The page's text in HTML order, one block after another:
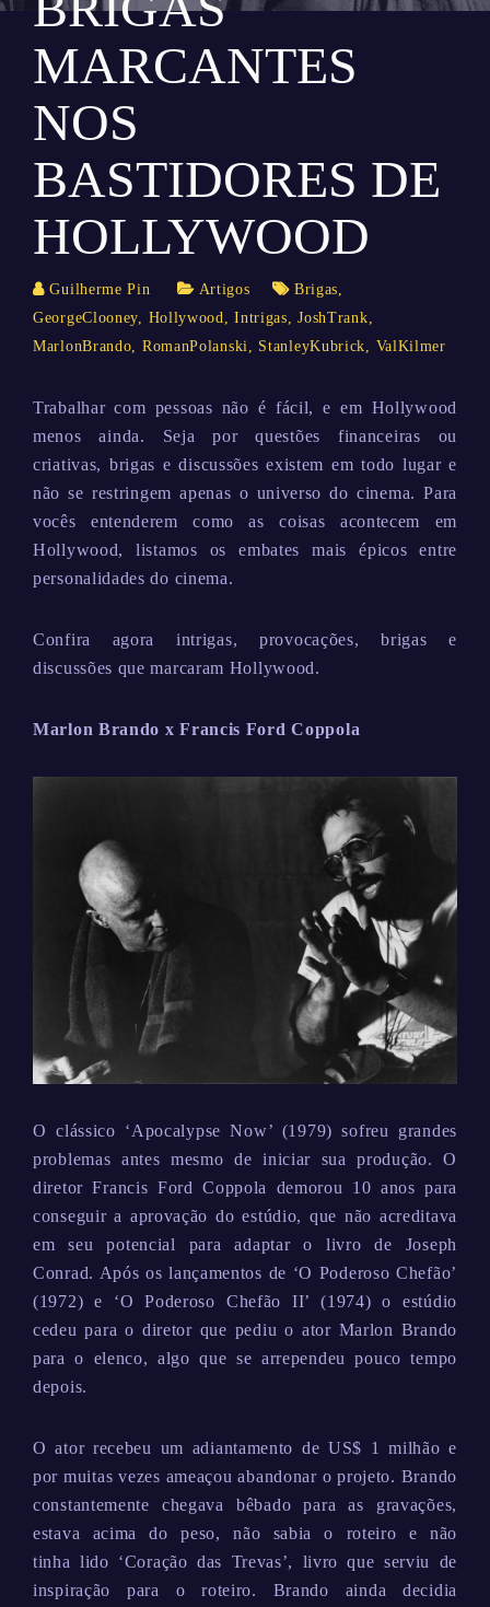
MARCANTES
NOS
BASTIDORES DE
HOLLYWOOD
Guilherme Pin Artigos Brigas,
GeorgeClooney, Hollywood,Intrigas,JoshTrank,
MarlonBrando, RomanPolanski, StanleyKubrick, ValKilmer
Trabalhar com pessoas não é fácil, e em Hollywood
menos ainda. Seja por questões financeiras ou
criativas, brigas e discussões existem em todo lugar e
não se restringem apenas o universo do cinema. Para
vocês entenderem como as coisas acontecem em
Hollywood, listamos os embates mais épicos entre
personalidades do cinema.
Confira agora intrigas, provocações, brigas e
discussões que marcaram Hollywood.
Marlon Brando x Francis Ford Coppola
O clássico ‘Apocalypse Now’ (1979) sofreu grandes
problemas antes mesmo de iniciar sua produção. O
diretor Francis Ford Coppola demorou 10 anos para
conseguir a aprovação do estúdio, que não acreditava
em seu potencial para adaptar o livro de Joseph
Conrad. Após os lançamentos de ‘O Poderoso Chefão’
(1972) e ‘O Poderoso Chefão II’ (1974) o estúdio
cedeu para o diretor que pediu o ator Marlon Brando
para o elenco, algo que se arrependeu pouco tempo
depois.
O ator recebeu um adiantamento de US$ 1 milhão e
por muitas vezes ameaçou abandonar o projeto. Brando
constantemente chegava bêbado para as gravações,
estava acima do peso, não sabia o roteiro e não
tinha lido ‘Coração das Trevas’, livro que serviu de
inspiração para o roteiro. Brando ainda decidia